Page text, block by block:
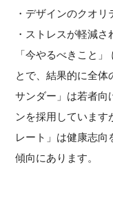
・デザインのクオリ
・ストレスが軽減さ
「今やるべきこと
とで、結果的に全体
サンダー」は若者向
ンを採用しています
レート」は健康志
傾向にあります。